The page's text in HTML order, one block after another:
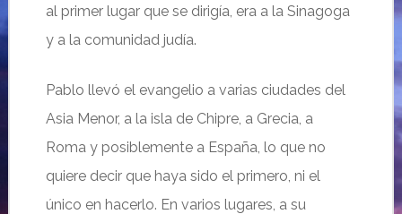
al primer lugar que se dirigía, era a la Sinagoga
y a la comunidad judía.
Pablo llevó el evangelio a varias ciudades del
Asia Menor, a la isla de Chipre, a Grecia, a
Roma y posiblemente a España, lo que no
quiere decir que haya sido el primero, ni el
único en hacerlo. En varios lugares, a su